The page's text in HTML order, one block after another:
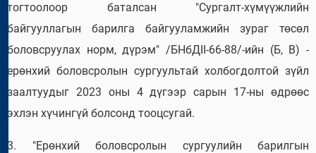
тогтоолоор баталсан "Сургалт-хүмүүжлийн
байгууллагын барилга байгууламжийн зураг төсөл
боловсруулах норм, дүрэм" /БНбДII-66-88/-ийн (Б, В) -
ерөнхий боловсролын сургуультай холбогдолтой зүйл
заалтуудыг 2023 оны 4 дүгээр сарын 17-ны өдрөөс
эхлэн хүчингүй болсонд тооцсугай.
3. "Ерөнхий боловсролын сургуулийн барилгын